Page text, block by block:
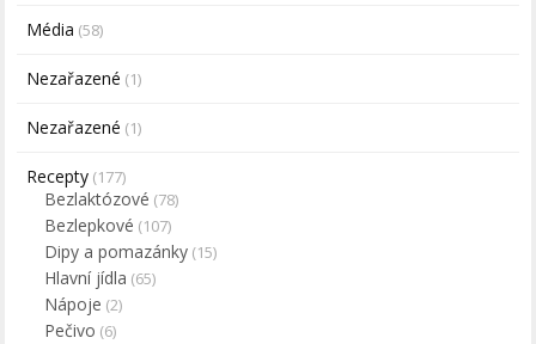
Média (58)
Nezařazené (1)
Nezařazené (1)
Recepty (177)
Bezlaktózové (78)
Bezlepkové (107)
Dipy a pomazánky (15)
Hlavní jídla (65)
Nápoje (2)
Pečivo (6)